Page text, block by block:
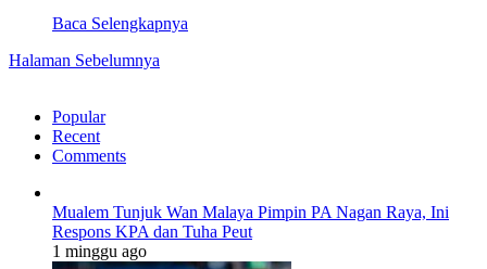
Baca Selengkapnya
Halaman Sebelumnya
Popular
Recent
Comments
Mualem Tunjuk Wan Malaya Pimpin PA Nagan Raya, Ini
Respons KPA dan Tuha Peut
1 minggu ago